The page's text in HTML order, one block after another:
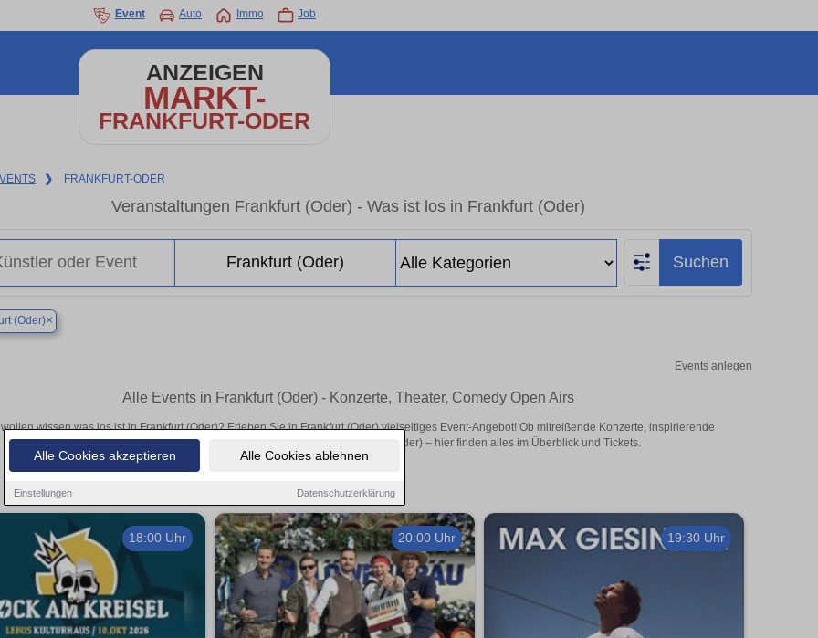
Alle Cookies akzeptieren Alle Cookies ablehnen
Einstellungen Datenschutzerklärung
Event Auto Immo Job
ANZEIGEN
MARKT-
FRANKFURT-ODER
❯ FRANKFURT-ODER
Veranstaltungen Frankfurt (Oder) - Was ist los in Frankfurt (Oder)
Suchen
(Oder)×
Events anlegen
Alle Events in Frankfurt (Oder) - Konzerte, Theater, Comedy Open Airs
wissen was los ist in Frankfurt (Oder)? Erleben Sie in Frankfurt (Oder) vielseitiges Event-Angebot! Ob mitreißende Konzerte, inspirierende
Theateraufführungen oder aufregende Veranstaltungen in Frankfurt (Oder) – hier finden alles im Überblick und Tickets.
18:00 Uhr 20:00 Uhr 19:30 Uhr